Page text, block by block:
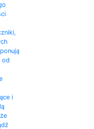
od
i